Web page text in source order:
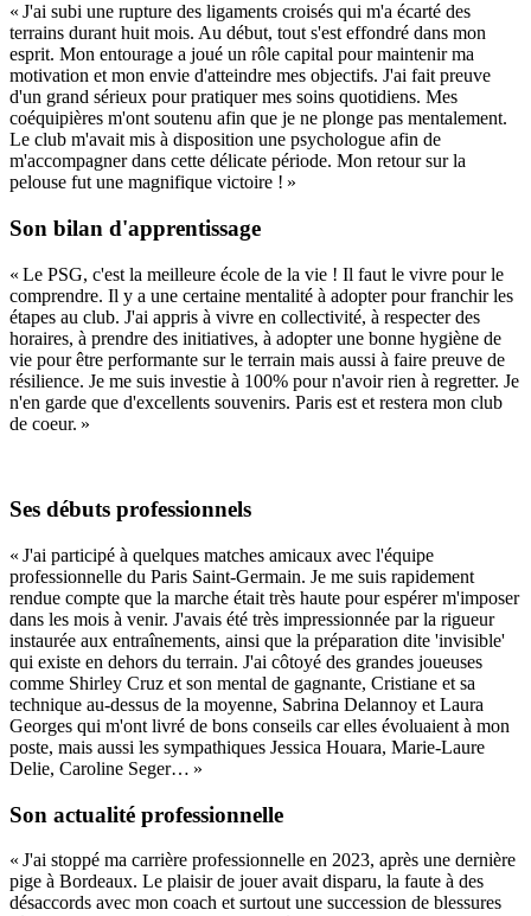
« J'ai subi une rupture des ligaments croisés qui m'a écarté des
terrains durant huit mois. Au début, tout s'est effondré dans mon
esprit. Mon entourage a joué un rôle capital pour maintenir ma
motivation et mon envie d'atteindre mes objectifs. J'ai fait preuve
d'un grand sérieux pour pratiquer mes soins quotidiens. Mes
coéquipières m'ont soutenu afin que je ne plonge pas mentalement.
Le club m'avait mis à disposition une psychologue afin de
m'accompagner dans cette délicate période. Mon retour sur la
pelouse fut une magnifique victoire ! »
Son bilan d'apprentissage
« Le PSG, c'est la meilleure école de la vie ! Il faut le vivre pour le
comprendre. Il y a une certaine mentalité à adopter pour franchir les
étapes au club. J'ai appris à vivre en collectivité, à respecter des
horaires, à prendre des initiatives, à adopter une bonne hygiène de
vie pour être performante sur le terrain mais aussi à faire preuve de
résilience. Je me suis investie à 100% pour n'avoir rien à regretter. Je
n'en garde que d'excellents souvenirs. Paris est et restera mon club
de coeur. »
Ses débuts professionnels
« J'ai participé à quelques matches amicaux avec l'équipe
professionnelle du Paris Saint-Germain. Je me suis rapidement
rendue compte que la marche était très haute pour espérer m'imposer
dans les mois à venir. J'avais été très impressionnée par la rigueur
instaurée aux entraînements, ainsi que la préparation dite 'invisible'
qui existe en dehors du terrain. J'ai côtoyé des grandes joueuses
comme Shirley Cruz et son mental de gagnante, Cristiane et sa
technique au-dessus de la moyenne, Sabrina Delannoy et Laura
Georges qui m'ont livré de bons conseils car elles évoluaient à mon
poste, mais aussi les sympathiques Jessica Houara, Marie-Laure
Delie, Caroline Seger… »
Son actualité professionnelle
« J'ai stoppé ma carrière professionnelle en 2023, après une dernière
pige à Bordeaux. Le plaisir de jouer avait disparu, la faute à des
désaccords avec mon coach et surtout une succession de blessures